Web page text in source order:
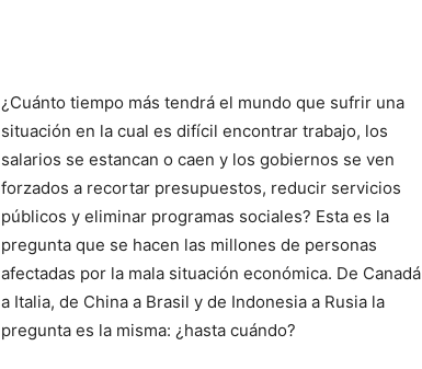
¿Cuánto tiempo más tendrá el mundo que sufrir una
situación en la cual es difícil encontrar trabajo, los
salarios se estancan o caen y los gobiernos se ven
forzados a recortar presupuestos, reducir servicios
públicos y eliminar programas sociales? Esta es la
pregunta que se hacen las millones de personas
afectadas por la mala situación económica. De Canadá
a Italia, de China a Brasil y de Indonesia a Rusia la
pregunta es la misma: ¿hasta cuándo?